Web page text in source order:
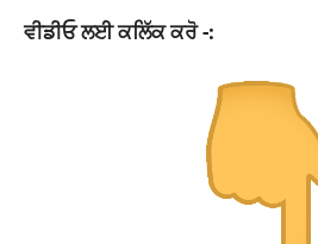
ਵੀਡੀਓ ਲਈ ਕਲਿੱਕ ਕਰੋ -: